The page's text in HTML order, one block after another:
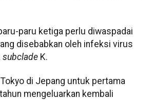
paru ketiga perlu diwaspadai
disebabkan oleh infeksi virus
subclade K.
di Jepang untuk pertama
mengeluarkan kembali